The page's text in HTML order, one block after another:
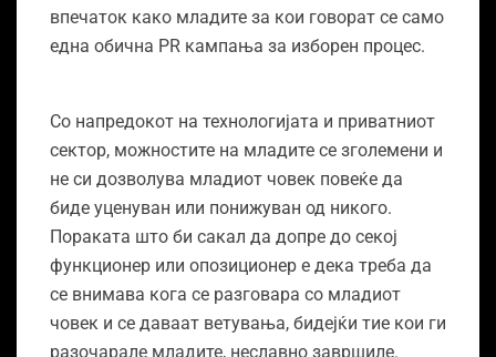
впечаток како младите за кои говорат се само
една обична PR кампања за изборен процес.
Со напредокот на технологијата и приватниот
сектор, можностите на младите се зголемени и
не си дозволува младиот човек повеќе да
биде уценуван или понижуван од никого.
Пораката што би сакал да допре до секој
функционер или опозиционер е дека треба да
се внимава кога се разговара со младиот
човек и се даваат ветувања, бидејќи тие кои ги
разочарале младите, неславно завршиле.